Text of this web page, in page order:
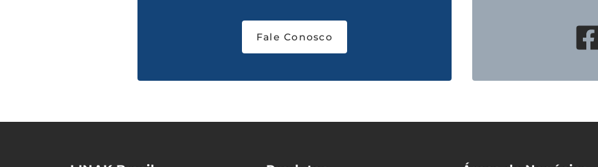
Fale Conosco